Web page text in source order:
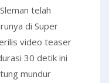
telah
di Super
video teaser
30 detik ini
mundur